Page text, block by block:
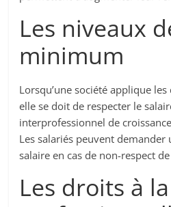
Les niveaux
minimum
Lorsqu’une société applique
elle se doit de respecter le
interprofessionnel de croissance
Les salariés peuvent
salaire en cas de non-respect
Les droits à